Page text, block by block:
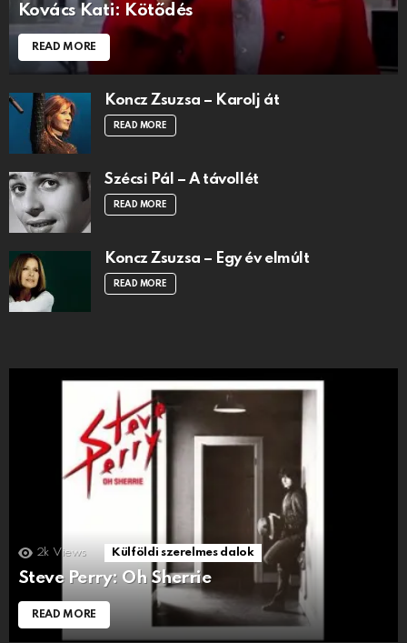
Kovács Kati: Kötődés
READ MORE
Koncz Zsuzsa – Karolj át
READ MORE
Szécsi Pál – A távollét
READ MORE
Koncz Zsuzsa – Egy év elmúlt
READ MORE
2k Views Külföldi szerelmes dalok
Steve Perry: Oh Sherrie
READ MORE